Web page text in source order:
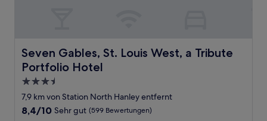
Seven Gables, St. Louis West, a Tribute
Portfolio Hotel
Seven Gables, St. Louis West, a Tribute Portfolio Hotel
3.5-
Sterne-
Unterkunft
7,9 km von Station North Hanley entfernt
8.4
8,4/10 Sehr gut (599 Bewertungen)